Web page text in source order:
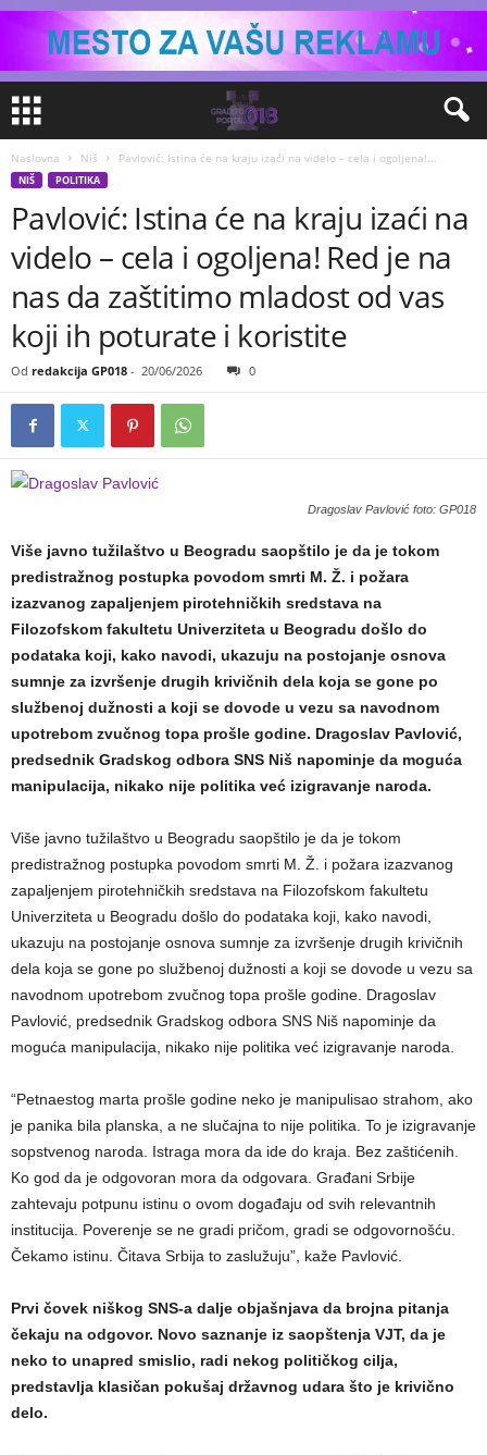
Naslovna Niš Pavlović: Istina će na kraju izaći na videlo – cela i ogoljena!...
NIŠ POLITIKA
Pavlović: Istina će na kraju izaći na
videlo – cela i ogoljena! Red je na
nas da zaštitimo mladost od vas
koji ih poturate i koristite
Od redakcija GP018 - 20/06/2026 0
Dragoslav Pavlović foto: GP018
Više javno tužilaštvo u Beogradu saopštilo je da je tokom
predistražnog postupka povodom smrti M. Ž. i požara
izazvanog zapaljenjem pirotehničkih sredstava na
Filozofskom fakultetu Univerziteta u Beogradu došlo do
podataka koji, kako navodi, ukazuju na postojanje osnova
sumnje za izvršenje drugih krivičnih dela koja se gone po
službenoj dužnosti a koji se dovode u vezu sa navodnom
upotrebom zvučnog topa prošle godine. Dragoslav Pavlović,
predsednik Gradskog odbora SNS Niš napominje da moguća
manipulacija, nikako nije politika već izigravanje naroda.
Više javno tužilaštvo u Beogradu saopštilo je da je tokom
predistražnog postupka povodom smrti M. Ž. i požara izazvanog
zapaljenjem pirotehničkih sredstava na Filozofskom fakultetu
Univerziteta u Beogradu došlo do podataka koji, kako navodi,
ukazuju na postojanje osnova sumnje za izvršenje drugih krivičnih
dela koja se gone po službenoj dužnosti a koji se dovode u vezu sa
navodnom upotrebom zvučnog topa prošle godine. Dragoslav
Pavlović, predsednik Gradskog odbora SNS Niš napominje da
moguća manipulacija, nikako nije politika već izigravanje naroda.
“Petnaestog marta prošle godine neko je manipulisao strahom, ako
je panika bila planska, a ne slučajna to nije politika. To je izigravanje
sopstvenog naroda. Istraga mora da ide do kraja. Bez zaštićenih.
Ko god da je odgovoran mora da odgovara. Građani Srbije
zahtevaju potpunu istinu o ovom događaju od svih relevantnih
institucija. Poverenje se ne gradi pričom, gradi se odgovornošću.
Čekamo istinu. Čitava Srbija to zaslužuju”, kaže Pavlović.
Prvi čovek niškog SNS-a dalje objašnjava da brojna pitanja
čekaju na odgovor. Novo saznanje iz saopštenja VJT, da je
neko to unapred smislio, radi nekog političkog cilja,
predstavlja klasičan pokušaj državnog udara što je krivično
delo.